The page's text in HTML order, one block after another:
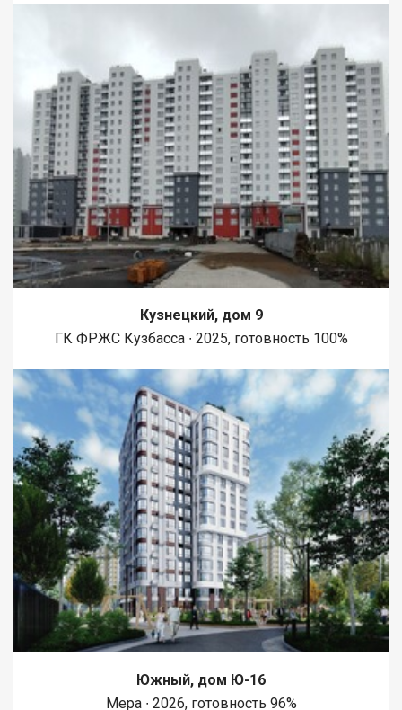
Кузнецкий, дом 9
ГК ФРЖС Кузбасса ∙ 2025, готовность 100%
Южный, дом Ю-16
Мера ∙ 2026, готовность 96%